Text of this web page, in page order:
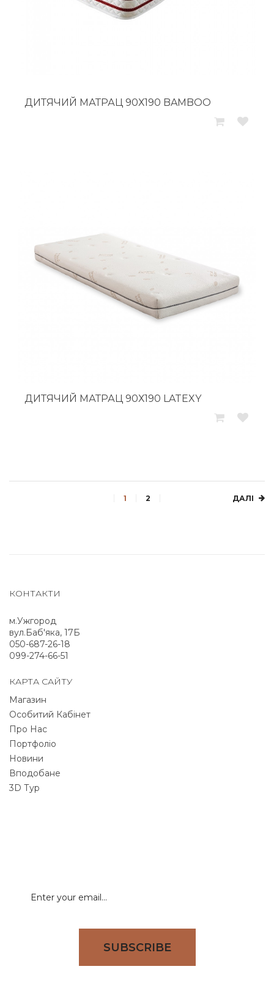
ДИТЯЧИЙ МАТРАЦ 90Х190 BAMBOO
ДИТЯЧИЙ МАТРАЦ 90Х190 LATEXY
1 2 ДАЛІ
КОНТАКТИ
м.Ужгород
вул.Баб'яка, 17Б
050-687-26-18
099-274-66-51
КАРТА САЙТУ
Магазин
Особитий Кабінет
Про Нас
Портфоліо
Новини
Вподобане
3D Тур